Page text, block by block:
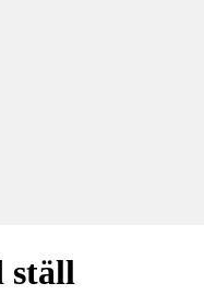
ställ